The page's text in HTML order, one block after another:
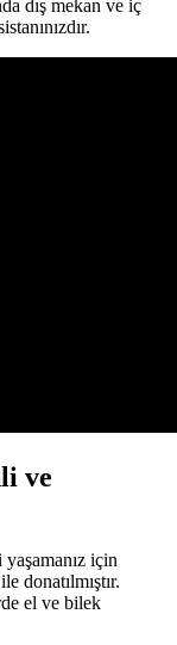
dış mekan ve iç
ve
için
ile donatılmıştır.
el ve bilek